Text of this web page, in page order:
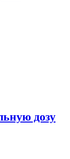
дозу